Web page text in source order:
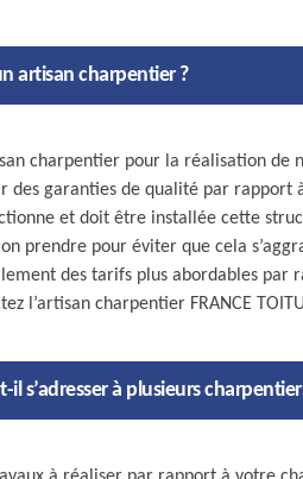
artisan charpentier ?
charpentier pour la réalisation de
des garanties de qualité par rapport
et doit être installée cette
prendre pour éviter que cela
des tarifs plus abordables par
l’artisan charpentier FRANCE
il s’adresser à plusieurs